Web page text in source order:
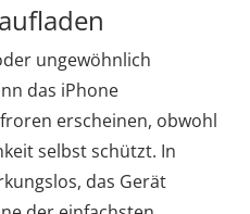
ungewöhnlich
das iPhone
erscheinen, obwohl
selbst schützt. In
das Gerät